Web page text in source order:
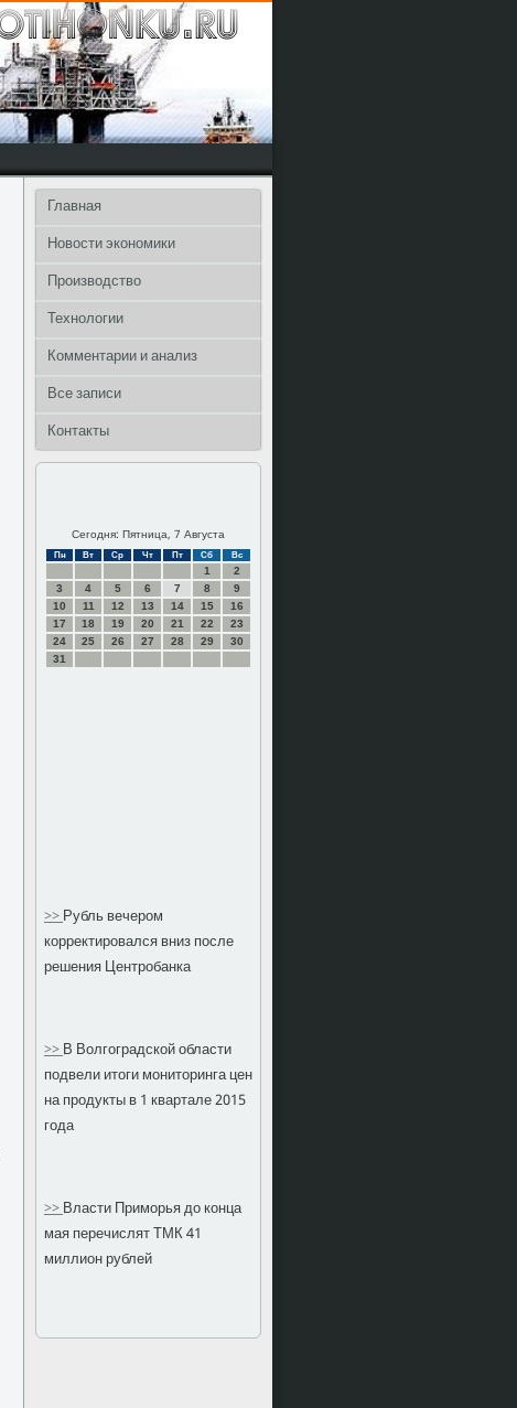
Главная
Новости экономики
Производство
Технологии
Комментарии и анализ
Все записи
Контакты
Сегодня: Пятница, 7 Августа
Пн Вт Ср Чт Пт Сб Вс
1
2
3
4 5 6 7 8
9
10
11 12 13 14 15
16
17
18 19 20 21 22
23
24
25 26 27 28 29
30
31
>>Рубль вечером
корректировался вниз после
решения Центробанка
>>В Волгоградской области
подвели итоги мониторинга цен
на продукты в 1 квартале 2015
года
>>Власти Приморья до конца
мая перечислят ТМК 41
миллион рублей